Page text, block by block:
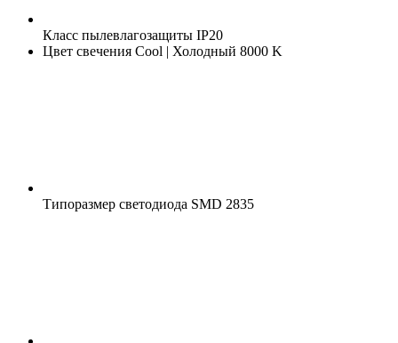
Класс пылевлагозащиты IP20
Цвет свечения Cool | Холодный 8000 K
Типоразмер светодиода SMD 2835